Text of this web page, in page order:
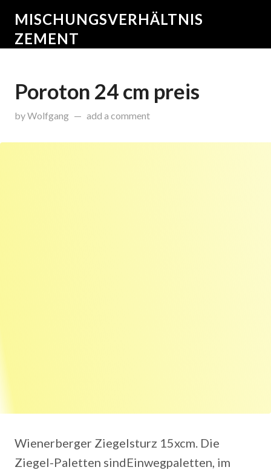
MISCHUNGSVERHÄLTNIS
ZEMENT
Poroton 24 cm preis
byWolfgang onDezember 11, 2015
add a comment
Wienerberger Ziegelsturz 15xcm. Die
Ziegel-Paletten sindEinwegpaletten, im